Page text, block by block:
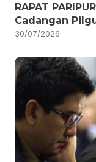
RAPAT
Cadangan
30/07/2026